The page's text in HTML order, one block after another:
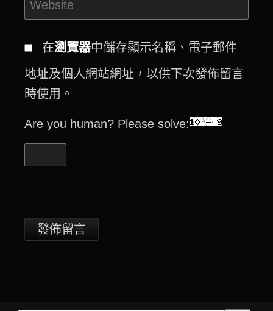
在瀏覽器中儲存顯示名稱、電子郵件
地址及個人網站網址，以供下次發佈留言
時使用。
Are you human? Please solve: